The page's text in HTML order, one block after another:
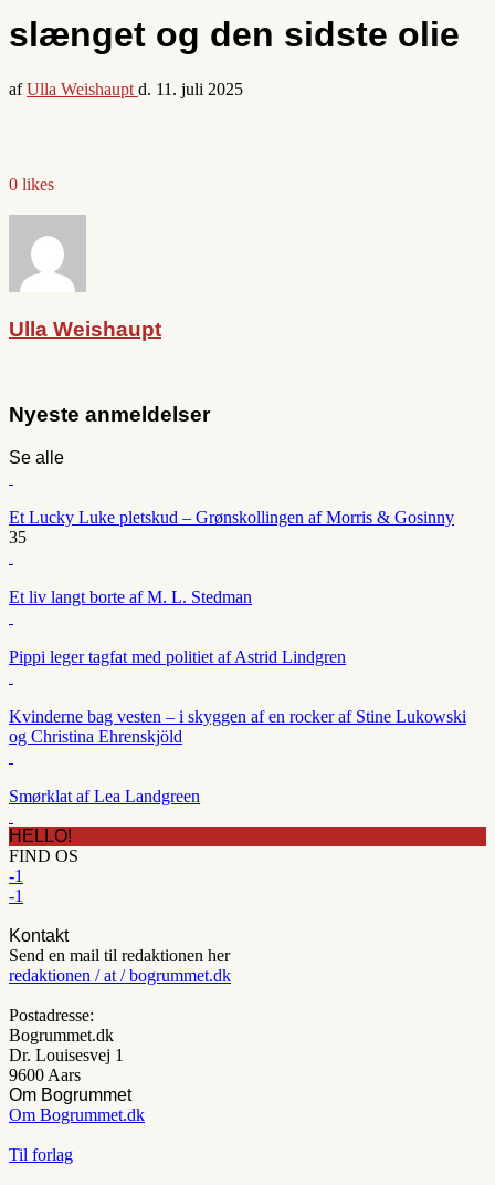
slænget og den sidste olie
afUlla Weishaupt d. 11. juli 2025
0 likes
Ulla Weishaupt
Nyeste anmeldelser
Se alle
Et Lucky Luke pletskud – Grønskollingen af Morris & Gosinny
35
Et liv langt borte af M. L. Stedman
Pippi leger tagfat med politiet af Astrid Lindgren
Kvinderne bag vesten – i skyggen af en rocker af Stine Lukowski
og Christina Ehrenskjöld
Smørklat af Lea Landgreen
HELLO!
FIND OS
-1
-1
Kontakt
Send en mail til redaktionen her
redaktionen / at / bogrummet.dk
Postadresse:
Bogrummet.dk
Dr. Louisesvej 1
9600 Aars
Om Bogrummet
Om Bogrummet.dk
Til forlag